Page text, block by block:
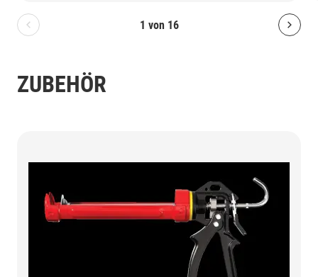
1 von 16
Bolton.General.PreviousSlide
ZUBEHÖR